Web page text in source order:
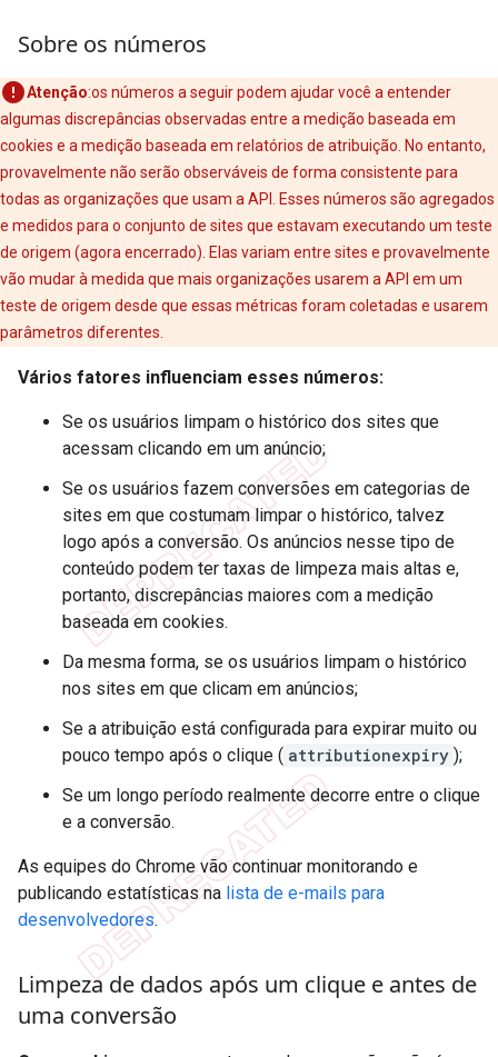
Sobre os números
Atenção:os números a seguir podem ajudar você a entender
algumas discrepâncias observadas entre a medição baseada em
cookies e a medição baseada em relatórios de atribuição. No entanto,
provavelmente não serão observáveis de forma consistente para
todas as organizações que usam a API. Esses números são agregados
e medidos para o conjunto de sites que estavam executando um teste
de origem (agora encerrado). Elas variam entre sites e provavelmente
vão mudar à medida que mais organizações usarem a API em um
teste de origem desde que essas métricas foram coletadas e usarem
parâmetros diferentes.
Vários fatores influenciam esses números:
Se os usuários limpam o histórico dos sites que
acessam clicando em um anúncio;
Se os usuários fazem conversões em categorias de
sites em que costumam limpar o histórico, talvez
logo após a conversão. Os anúncios nesse tipo de
conteúdo podem ter taxas de limpeza mais altas e,
portanto, discrepâncias maiores com a medição
baseada em cookies.
Da mesma forma, se os usuários limpam o histórico
nos sites em que clicam em anúncios;
Se a atribuição está configurada para expirar muito ou
pouco tempo após o clique ( attributionexpiry );
Se um longo período realmente decorre entre o clique
e a conversão.
As equipes do Chrome vão continuar monitorando e
publicando estatísticas na lista de e-mails para
desenvolvedores.
Limpeza de dados após um clique e antes de
uma conversão